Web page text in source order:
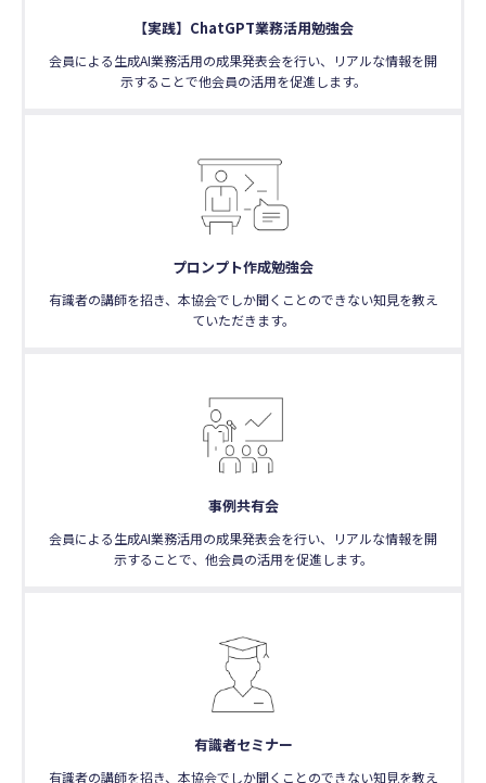
【実践】ChatGPT業務活用勉強会
会員による生成AI業務活用の成果発表会を行い、リアルな情報を開
示することで他会員の活用を促進します。
プロンプト作成勉強会
有識者の講師を招き、本協会でしか聞くことのできない知見を教え
ていただきます。
事例共有会
会員による生成AI業務活用の成果発表会を行い、リアルな情報を開
示することで、他会員の活用を促進します。
有識者セミナー
有識者の講師を招き、本協会でしか聞くことのできない知見を教え